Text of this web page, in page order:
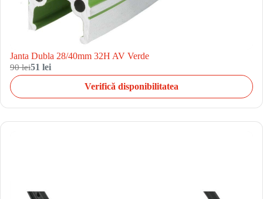
Janta Dubla 28/40mm 32H AV Verde
90 lei51 lei
Verifică disponibilitatea